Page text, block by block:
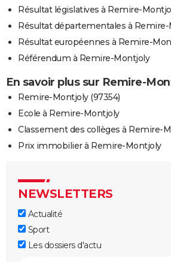
Résultat législatives à Remire-
Résultat départementales à
Résultat européennes à Remire-
Référendum à Remire-Montjoly
En savoir plus sur Remire-
Remire-Montjoly (97354)
Ecole à Remire-Montjoly
Classement des collèges à Remire-
Prix immobilier à Remire-Montjoly
NEWSLETTERS
Actualité
Sport
Les dossiers d'actu